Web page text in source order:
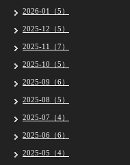
2026-01（5）
2025-12（5）
2025-11（7）
2025-10（5）
2025-09（6）
2025-08（5）
2025-07（4）
2025-06（6）
2025-05（4）